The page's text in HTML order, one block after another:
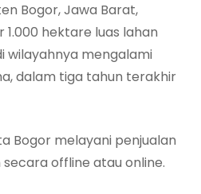
Bogor, Jawa Barat,
hektare luas lahan
wilayahnya mengalami
dalam tiga tahun terakhir
Bogor melayani penjualan
offline atau online.